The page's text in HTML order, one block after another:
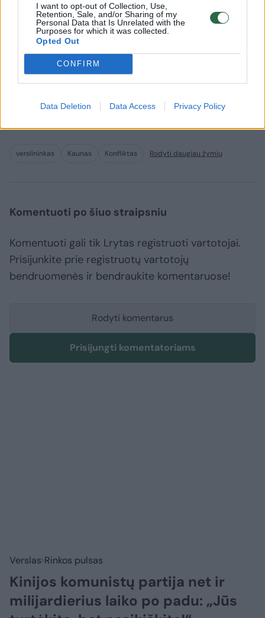
I want to opt-out of Collection, Use,
Retention, Sale, and/or Sharing of my
Personal Data that Is Unrelated with the
Purposes for which it was collected.
Opted Out
CONFIRM
Data Deletion Data Access Privacy Policy
Prokuratūra šį prašymą atmetė, ikiteisminis
tyrimas J. Urbaičio atžvilgiu pradėtas
verslininkas Kaunas Konfliktas Rodyti daugiau žymių
Komentuoti po šiuo straipsniu
Komentuoti gali tik Lrytas registruoti vartotojai.
Prisijunkite prie registruotų vartotojų
bendruomenės ir bendraukite komentaruose!
Rodyti komentarus
Prisijungti komentatoriams
Verslas Rinkos pulsas
Kinijos komunistų partija net ir
milijardierius laiko po padu: „Jūs